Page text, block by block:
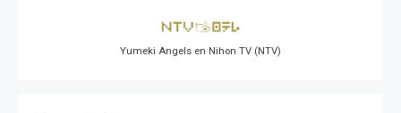
Yumeki Angels en Nihon TV (NTV)